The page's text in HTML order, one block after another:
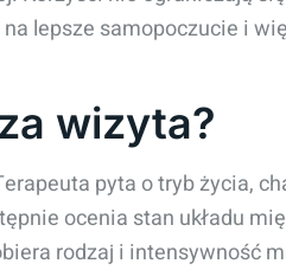
lepsze samopoczucie i
wizyta?
pyta o tryb życia,
ocenia stan układu
rodzaj i intensywność